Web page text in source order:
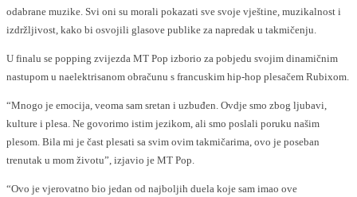
odabrane muzike. Svi oni su morali pokazati sve svoje vještine, muzikalnost i
izdržljivost, kako bi osvojili glasove publike za napredak u takmičenju.
U finalu se popping zvijezda MT Pop izborio za pobjedu svojim dinamičnim
nastupom u naelektrisanom obračunu s francuskim hip-hop plesačem Rubixom.
“Mnogo je emocija, veoma sam sretan i uzbuđen. Ovdje smo zbog ljubavi,
kulture i plesa. Ne govorimo istim jezikom, ali smo poslali poruku našim
plesom. Bila mi je čast plesati sa svim ovim takmičarima, ovo je poseban
trenutak u mom životu”, izjavio je MT Pop.
“Ovo je vjerovatno bio jedan od najboljih duela koje sam imao ove